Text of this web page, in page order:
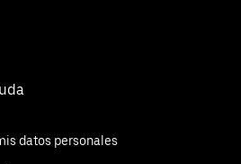
datos personales